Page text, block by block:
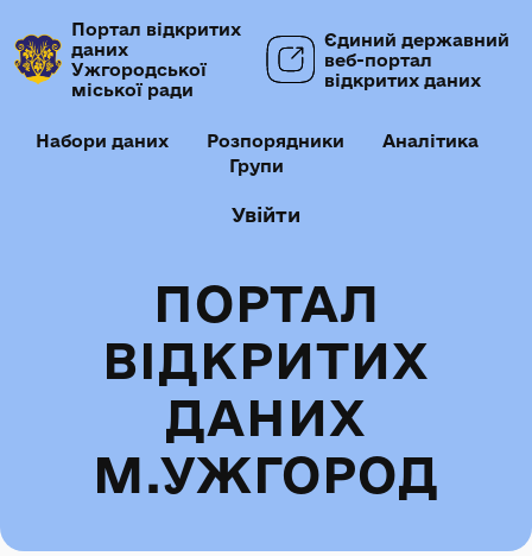
Портал відкритих
даних
Ужгородської
міської ради
Єдиний державний
веб-портал
відкритих даних
Набори даних Розпорядники
Аналітика
Групи
Увійти
ПОРТАЛ
ВІДКРИТИХ
ДАНИХ
М.УЖГОРОД